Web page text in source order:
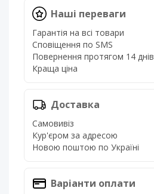
Наші переваги
Гарантія на всі товари
Сповіщення по SMS
Повернення протягом 14 днів
Краща ціна
Доставка
Самовивіз
Кур'єром за адресою
Новою поштою по Україні
Варіанти оплати